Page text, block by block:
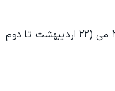
هفتاد و نهمین جشنواره فیلم کن از تاریخ ۱۲ تا ۲۳ می (۲۲ اردیبهشت تا دوم